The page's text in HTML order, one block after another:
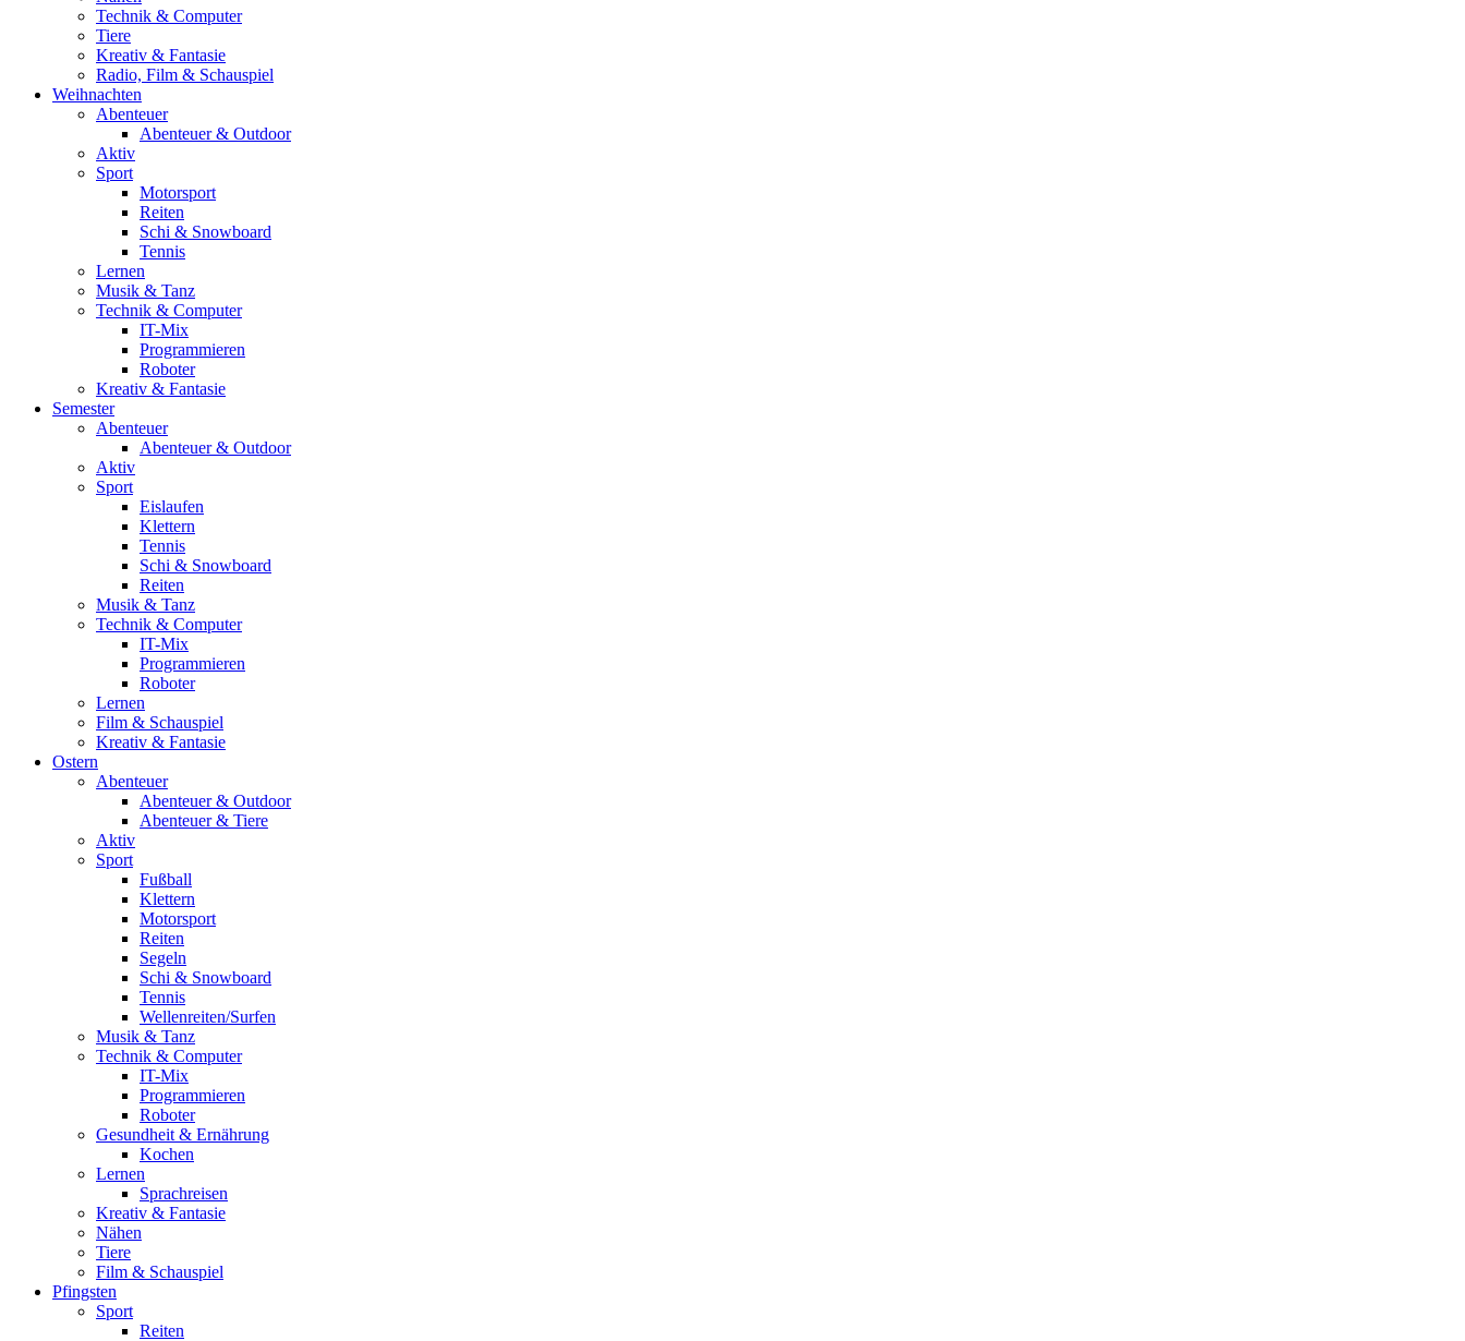
Technik & Computer
Tiere
Kreativ & Fantasie
Radio, Film & Schauspiel
Weihnachten
Abenteuer
Abenteuer & Outdoor
Aktiv
Sport
Motorsport
Reiten
Schi & Snowboard
Tennis
Lernen
Musik & Tanz
Technik & Computer
IT-Mix
Programmieren
Roboter
Kreativ & Fantasie
Semester
Abenteuer
Abenteuer & Outdoor
Aktiv
Sport
Eislaufen
Klettern
Tennis
Schi & Snowboard
Reiten
Musik & Tanz
Technik & Computer
IT-Mix
Programmieren
Roboter
Lernen
Film & Schauspiel
Kreativ & Fantasie
Ostern
Abenteuer
Abenteuer & Outdoor
Abenteuer & Tiere
Aktiv
Sport
Fußball
Klettern
Motorsport
Reiten
Segeln
Schi & Snowboard
Tennis
Wellenreiten/Surfen
Musik & Tanz
Technik & Computer
IT-Mix
Programmieren
Roboter
Gesundheit & Ernährung
Kochen
Lernen
Sprachreisen
Kreativ & Fantasie
Nähen
Tiere
Film & Schauspiel
Pfingsten
Sport
Reiten